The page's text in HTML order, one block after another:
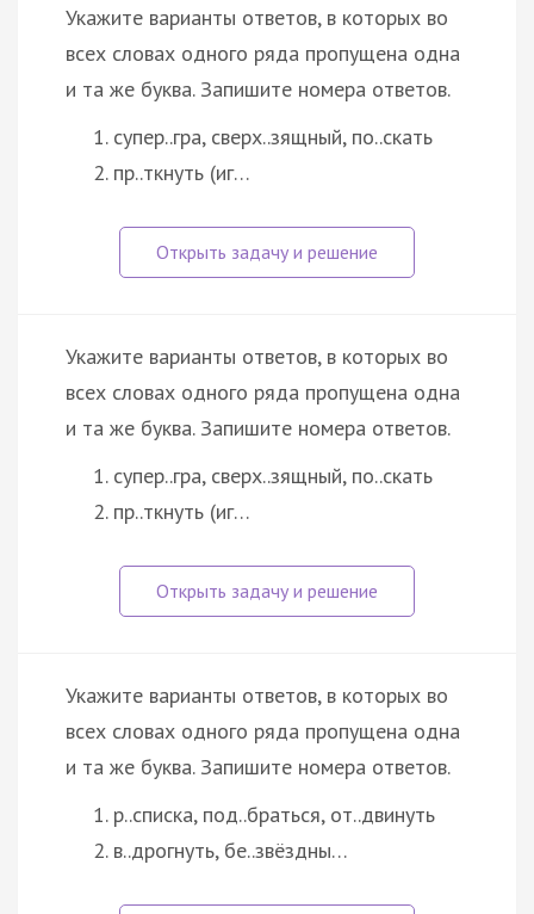
Укажите варианты ответов, в которых во
всех словах одного ряда пропущена одна
и та же буква. Запишите номера ответов.
супер..гра, сверх..зящный, по..скать
пр..ткнуть (иг…
Укажите варианты ответов, в которых во
всех словах одного ряда пропущена одна
и та же буква. Запишите номера ответов.
супер..гра, сверх..зящный, по..скать
пр..ткнуть (иг…
Укажите варианты ответов, в которых во
всех словах одного ряда пропущена одна
и та же буква. Запишите номера ответов.
р..списка, под..браться, от..двинуть
в..дрогнуть, бе..звёздны…